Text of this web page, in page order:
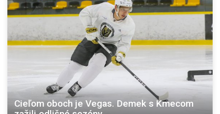
Cieľom oboch je Vegas. Demek s Kmecom